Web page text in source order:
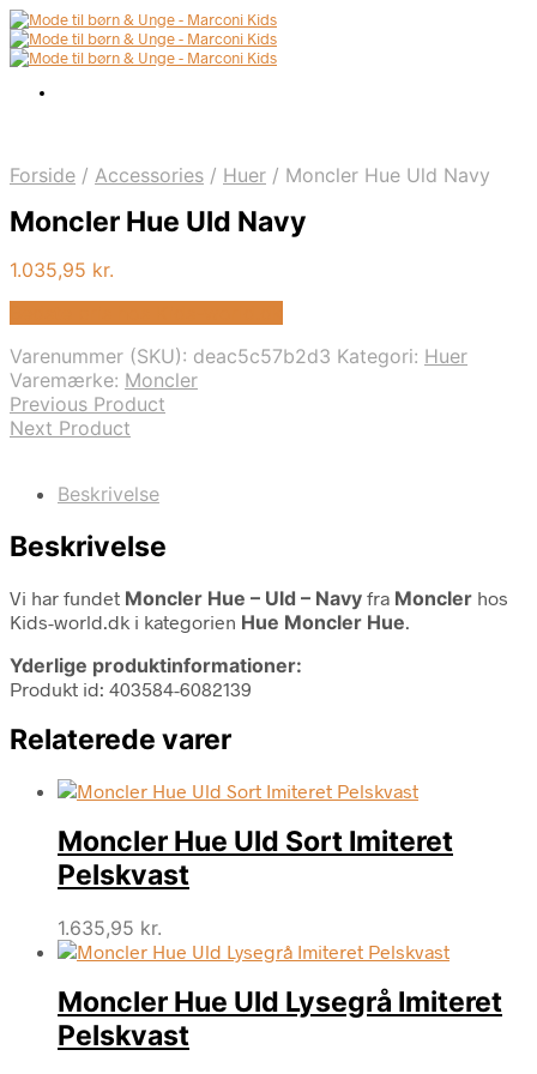
Forside / Accessories / Huer / Moncler Hue Uld Navy
Moncler Hue Uld Navy
1.035,95 kr.
Varenummer (SKU): deac5c57b2d3 Kategori: Huer
Varemærke: Moncler
Previous Product
Next Product
Beskrivelse
Beskrivelse
Vi har fundet Moncler Hue – Uld – Navy fra Moncler hos
Kids-world.dk i kategorien Hue Moncler Hue.
Yderlige produktinformationer:
Produkt id: 403584-6082139
Relaterede varer
Moncler Hue Uld Sort Imiteret
Pelskvast
1.635,95 kr.
Moncler Hue Uld Lysegrå Imiteret
Pelskvast